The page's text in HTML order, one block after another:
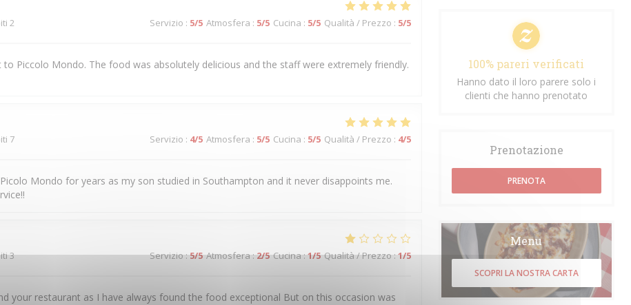
2 Servizio : 5/5 Atmosfera : 5/5 Cucina : 5/5 Qualità / Prezzo : 5/5
to Piccolo Mondo. The food was absolutely delicious and the staff were extremely friendly.
7 Servizio : 4/5 Atmosfera : 5/5 Cucina : 5/5 Qualità / Prezzo : 4/5
Mondo for years as my son studied in Southampton and it never disappoints me.
3 Servizio:5/5 Atmosfera:2/5 Cucina:1/5 Qualità / Prezzo:1/5
your restaurant as I have always found the food exceptional But on this occasion was
100% pareri verificati
Hanno dato il loro parere solo i
clienti che hanno prenotato
Prenotazione
PRENOTA
Menu
SCOPRI LA NOSTRA CARTA